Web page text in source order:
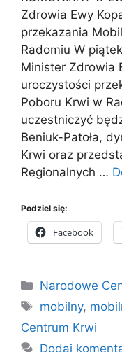
Zdrowia Ewy
przekazania
Radomiu W
Minister Zdrowia
uroczystości
Poboru Krwi w
uczestniczyć
Beniuk-Patoła,
Krwi oraz
Regionalnych …
Podziel się:
Facebook
Kategorie
Narodowe
Tagi
mobilny,
Centrum Krwi
Dodaj